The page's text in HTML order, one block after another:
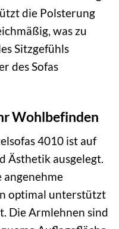
die Polsterung
was zu
Sitzgefühls
des Sofas
Wohlbefinden
4010 ist auf
Ästhetik ausgelegt.
angenehme
optimal unterstützt
Die Armlehnen sind